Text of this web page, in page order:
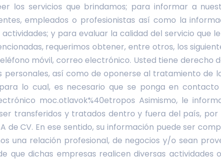
los servicios que brindamos; para informar a
empleados o profesionistas así como la
y para evaluar la calidad del servicio que
requerimos obtener, entre otros, los
móvil, correo electrónico. Usted tiene derecho
personales, así como de oponerse al tratamiento de
lo cual, es necesario que se ponga en
moc.otlavok%40etropos Asimismo, le
transferidos y tratados dentro y fuera del país, por
de CV. En ese sentido, su información puede ser
una relación profesional, de negocios y/o sean
que dichas empresas realicen diversas actividades